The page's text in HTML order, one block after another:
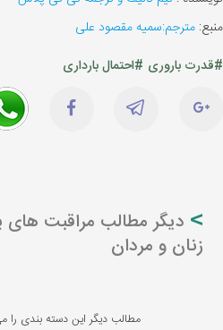
منبع: مترجم:سمیه مقصود علی
#قدرت باروری #احتمال بارداری
دیگر مطالب مراقبت های
زنان و مردان
مطالب دیگر این دسته بندی